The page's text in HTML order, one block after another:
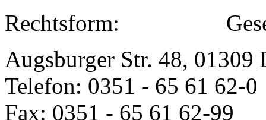
Rechtsform:
Augsburger Str. 48, 01309
Telefon: 0351 - 65 61 62-0
Fax: 0351 - 65 61 62-99